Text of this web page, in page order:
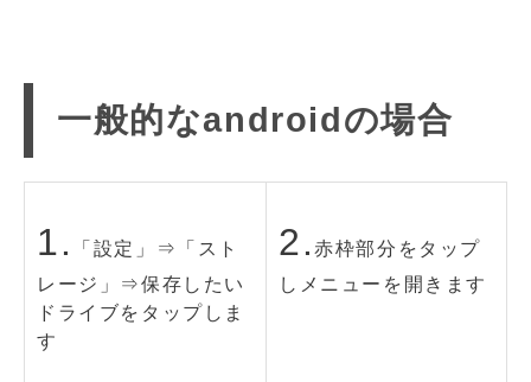
一般的なandroidの場合
1.
「設定」⇒「スト
レージ」⇒保存したい
ドライブをタップしま
す
2.赤枠部分をタップ
しメニューを開きます